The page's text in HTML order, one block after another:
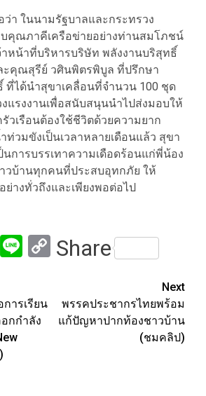
า ในนามรัฐบาลและกระทรวง
คุณภาคีเครือข่ายอย่างท่านสมโภชน์
าหน้าที่บริหารบริษัท พลังงานบริสุทธิ์
ะคุณสุรีย์ วศินพิตรพิบูล ที่ปรึกษา
ที่ได้นำสุขาเคลื่อนที่จำนวน 100 ชุด
แรงงานเพื่อสนับสนุนนำไปส่งมอบให้
วเรือนต้องใช้ชีวิตด้วยความยาก
ท่วมขังเป็นเวลาหลายเดือนแล้ว สุขา
นการบรรเทาความเดือดร้อนแก่พี่น้อง
วบ้านทุกคนที่ประสบอุทกภัย ให้
ย่างทั่วถึงและเพียงพอต่อไป
LinkedIn
LineCopy
Share
ารเรียน
กกำลัง
Next
พรรคประชากรไทยพร้อม
แก้ปัญหาปากท้องชาวบ้าน
(ชมคลิป)